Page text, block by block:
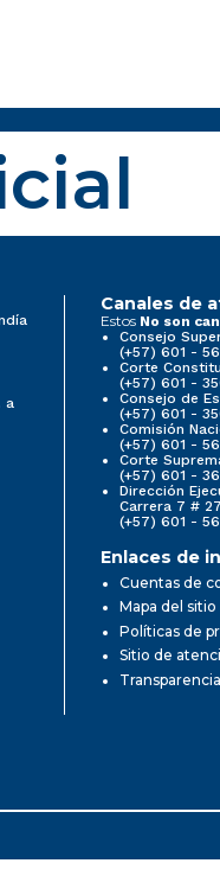
a
Canales de
Estos No son
Consejo
(+57) 601 -
Corte
(+57) 601 -
Consejo de
(+57) 601 -
Comisión
(+57) 601 -
Corte
(+57) 601 -
Dirección
Carrera 7 #
(+57) 601 -
Enlaces de
Cuentas de
Mapa del sitio
Políticas de
Sitio de